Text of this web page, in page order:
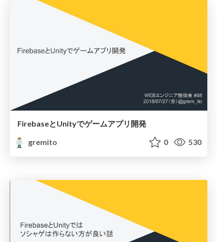
FirebaseとUnityでゲームアプリ開発
gremito
0 530